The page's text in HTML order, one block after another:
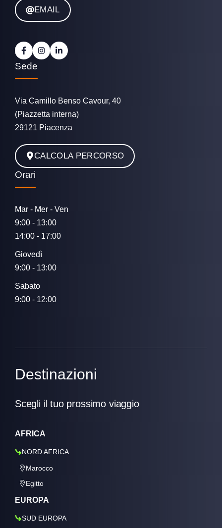
EMAIL
Sede
Via Camillo Benso Cavour, 40
(Piazzetta interna)
29121 Piacenza
CALCOLA PERCORSO
Orari
Mar - Mer - Ven
9:00 - 13:00
14:00 - 17:00
Giovedì
9:00 - 13:00
Sabato
9:00 - 12:00
Destinazioni
Scegli il tuo prossimo viaggio
AFRICA
NORD AFRICA
Marocco
Egitto
EUROPA
SUD EUROPA